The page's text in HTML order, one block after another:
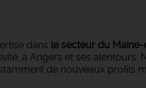
dans le secteur du
à Angers et ses alentours.
de nouveaux profils